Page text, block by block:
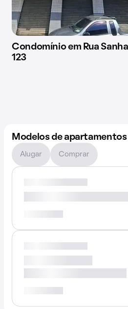
Condomínio em Rua
123
Modelos de apartamentos
Alugar Comprar